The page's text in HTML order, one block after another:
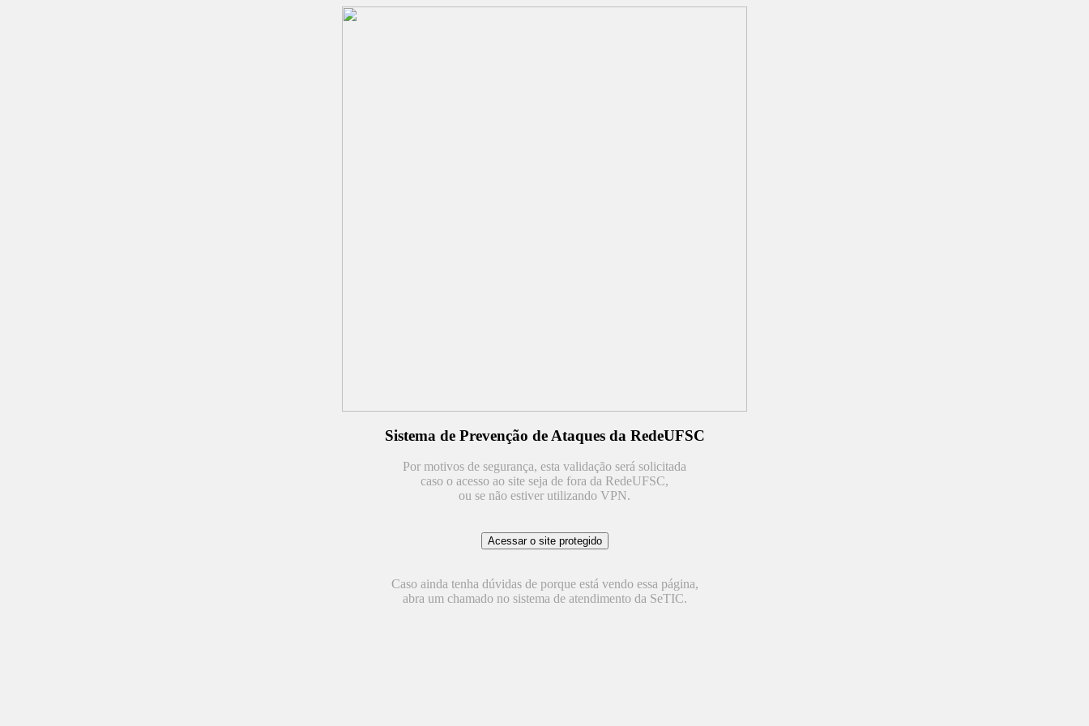
Sistema de Prevenção de Ataques da RedeUFSC
Por motivos de segurança, esta validação será solicitada
caso o acesso ao site seja de fora da RedeUFSC,
ou se não estiver utilizando VPN.
Caso ainda tenha dúvidas de porque está vendo essa página,
abra um chamado no sistema de atendimento da SeTIC.